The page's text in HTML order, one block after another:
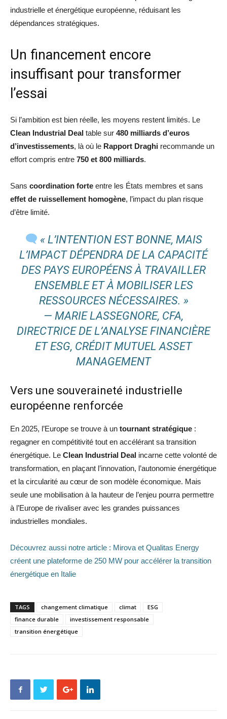
industrielle et énergétique européenne, réduisant les
dépendances stratégiques.
Un financement encore
insuffisant pour transformer
l’essai
Si l’ambition est bien réelle, les moyens restent limités. Le
Clean Industrial Deal table sur 480 milliards d’euros
d’investissements, là où le Rapport Draghi recommande un
effort compris entre 750 et 800 milliards.
Sans coordination forte entre les États membres et sans
effet de ruissellement homogène, l’impact du plan risque
d’être limité.
« L’INTENTION EST BONNE, MAIS
L’IMPACT DÉPENDRA DE LA CAPACITÉ
DES PAYS EUROPÉENS À TRAVAILLER
ENSEMBLE ET À MOBILISER LES
RESSOURCES NÉCESSAIRES. »
— MARIE LASSEGNORE, CFA,
DIRECTRICE DE L’ANALYSE FINANCIÈRE
ET ESG, CRÉDIT MUTUEL ASSET
MANAGEMENT
Vers une souveraineté industrielle
européenne renforcée
En 2025, l’Europe se trouve à un tournant stratégique :
regagner en compétitivité tout en accélérant sa transition
énergétique. Le Clean Industrial Deal incarne cette volonté de
transformation, en plaçant l’innovation, l’autonomie énergétique
et la circularité au cœur de son modèle économique. Mais
seule une mobilisation à la hauteur de l’enjeu pourra permettre
à l’Europe de rivaliser avec les grandes puissances
industrielles mondiales.
Découvrez aussi notre article : Mirova et Qualitas Energy
créent une plateforme de 250 MW pour accélérer la transition
énergétique en Italie
TAGS changement climatique climat
ESG
finance durable
investissement responsable
transition énergétique